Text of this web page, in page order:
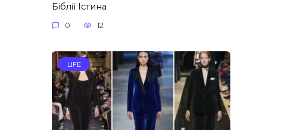
Біблії Істина
0 12
LIFE